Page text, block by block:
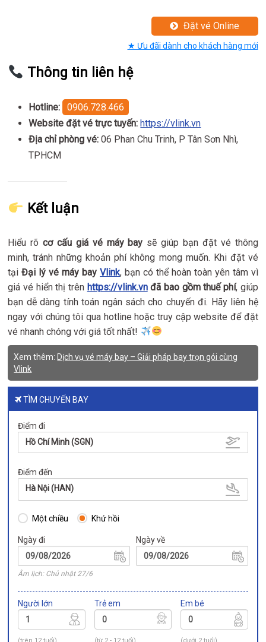
Đặt vé Online
★ Ưu đãi dành cho khách hàng mới
Thông tin liên hệ
Hotline:
0906.728.466
Website đặt vé trực tuyến: https://vlink.vn
Địa chỉ phòng vé: 06 Phan Chu Trinh, P Tân Sơn Nhì,
TPHCM
Kết luận
Hiểu rõcơ cấu giá vé máy bay sẽ giúp bạn đặt vé thông
minh, tránh những khoản phí không mong muốn. Khi đặt vé
tạiĐại lý vé máy bayVlink, bạn có thể hoàn toàn yên tâm vì
giá vé hiển thị trên https://vlink.vn đã bao gồm thuế phí, giúp
bạn dễ dàng tính toán ngân sách cho chuyến đi. Hãy liên hệ
ngay với chúng tôi qua hotline hoặc truy cập website để đặt
vé nhanh chóng với giá tốt nhất!
Xem thêm: Dịch vụ vé máy bay – Giải pháp bay trọn gói cùng
Vlink
TÌM CHUYẾN BAY
Điểm đi
Hồ Chí Minh (SGN)
Điểm đến
Hà Nội (HAN)
Một chiều Khứ hồi
Ngày đi
Âm lịch: Chủ nhật 27/6
Ngày về
Người lớn
(trên 12 tuổi)
Trẻ em
(từ 2 - 12 tuổi)
Em bé
(dưới 2 tuổi)